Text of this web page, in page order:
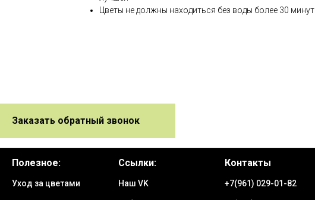
Цветы не должны находиться без воды более 30 минут
Заказать обратный звонок
Полезное:
Уход за цветами
Ссылки:
Наш VK
Контакты
+7(961) 029-01-82